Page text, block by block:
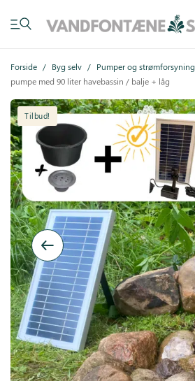
Forside / Byg selv / Pumper og strømforsyning
pumpe med 90 liter havebassin / balje + låg
Tilbud!
Have vandfontæner
Indendørs vandfontæner
Byg selv
Tilbehør
Inspiration
Køb gavekort
Inspiration
Galleri